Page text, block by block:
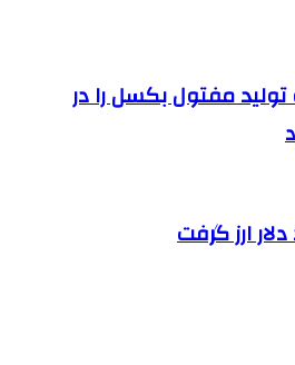
تولید مفتول بکسل را در